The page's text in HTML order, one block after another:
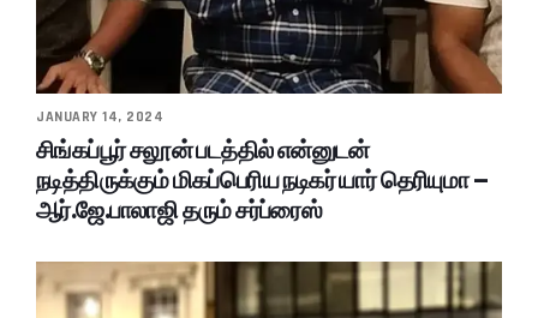
JANUARY 14, 2024
சிங்கப்பூர் சலூன் படத்தில் என்னுடன்
நடித்திருக்கும் மிகப்பெரிய நடிகர் யார் தெரியுமா –
ஆர்.ஜே.பாலாஜி தரும் சர்ப்ரைஸ்